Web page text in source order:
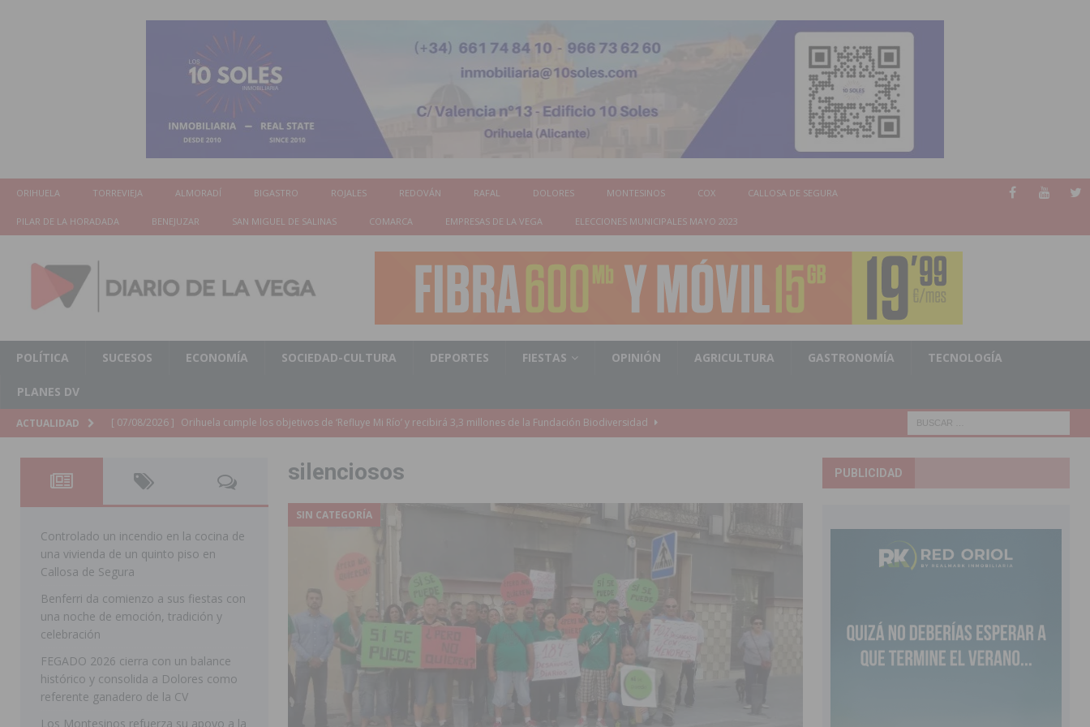
ORIHUELA TORREVIEJA ALMORADÍ BIGASTRO ROJALES REDOVÁN RAFAL DOLORES MONTESINOS COX CALLOSA DE SEGURA
PILAR DE LA HORADADA BENEJUZAR SAN MIGUEL DE SALINAS COMARCA EMPRESAS DE LA VEGA ELECCIONES MUNICIPALES MAYO 2023
POLÍTICA SUCESOS ECONOMÍA SOCIEDAD-CULTURA DEPORTES FIESTAS OPINIÓN AGRICULTURA GASTRONOMÍA TECNOLOGÍA
PLANES DV
ACTUALIDAD [ 07/08/2026 ] Orihuela cumple los objetivos de ‘Refluye Mi Río’ y recibirá 3,3 millones de la Fundación Biodiversidad
[ 07/08/2026 ]
Orihuela organiza un concierto sinfónico de la Orquesta de Jóvenes de la Provincia de Alicante en Las Colinas
Golf & Country Club
ORIHUELA
[ 07/08/2026 ] El Ayuntamiento de Almoradí mejora la accesibilidad de las aceras del entorno del CEIP Pascual Andreu
ALMORADÍ
COMARCA
[ 07/08/2026 ] La Policía Nacional desarticula un grupo criminal especializado en el robo de vehículos de alta gama mediante la
Torrevieja impulsa el empleo con la contratación de 55 personas desempleadas a través de seis programas
TORREVIEJA
silenciosos
SIN CATEGORÍA
Controlado un incendio en la cocina de
una vivienda de un quinto piso en
Callosa de Segura
Benferri da comienzo a sus fiestas con
una noche de emoción, tradición y
celebración
FEGADO 2026 cierra con un balance
histórico y consolida a Dolores como
referente ganadero de la CV
Los Montesinos refuerza su apoyo a la
PUBLICIDAD